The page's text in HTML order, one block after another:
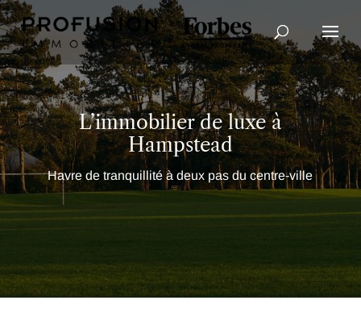
Recherche avancée
L’immobilier de luxe à
Hampstead
Havre de tranquillité à deux pas du centre-ville